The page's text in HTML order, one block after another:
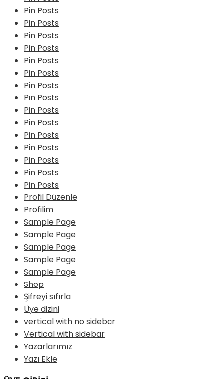
Pin Posts
Pin Posts
Pin Posts
Pin Posts
Pin Posts
Pin Posts
Pin Posts
Pin Posts
Pin Posts
Pin Posts
Pin Posts
Pin Posts
Pin Posts
Pin Posts
Pin Posts
Profil Düzenle
Profilim
Sample Page
Sample Page
Sample Page
Sample Page
Sample Page
Shop
Şifreyi sıfırla
Üye dizini
vertical with no sidebar
Vertical with sidebar
Yazarlarımız
Yazı Ekle